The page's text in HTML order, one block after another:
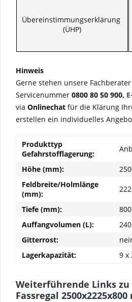
Übereinstimmungserklärung
(ÜHP)
Hinweis
Gerne stehen unsere
Servicenummer 0800 80 50 900,
via Onlinechat für die Klärung
erstellen ein individuelles
Produkttyp
Gefahrstofflagerung:
Höhe (mm):
Feldbreite/Holmlänge
(mm):
Tiefe (mm):
800
Auffangvolumen (L):
240
Gitterrost:
Lagerkapazität:
9 x
Weiterführende Links zu
Fassregal